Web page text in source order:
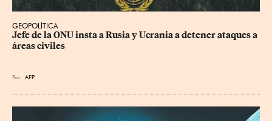
GEOPOLÍTICA
Jefe de la ONU insta a Rusia y Ucrania a detener ataques a
áreas civiles
Por AFP